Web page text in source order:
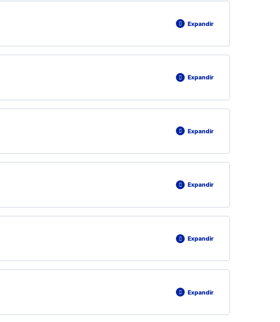
Expandir
Expandir
Expandir
Expandir
Expandir
Expandir